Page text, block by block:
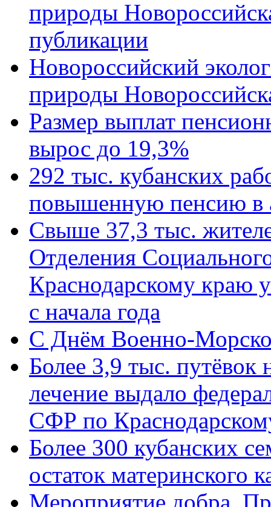
природы
публикации
Новороссийский
природы
Размер выплат
вырос до 19,3%
292 тыс. кубанских
повышенную пенсию в
Свыше 37,3 тыс.
Отделения
Краснодарскому краю
с начала года
C Днём Военно-
Более 3,9 тыс. путёвок
лечение выдало
СФР по
Более 300 кубанских
остаток материнского